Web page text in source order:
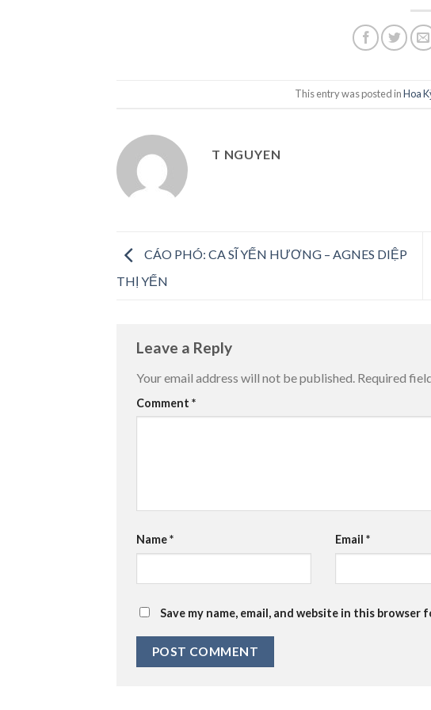
This entry was posted inHoa
T NGUYEN
CÁO PHÓ: CA SĨ YẾN HƯƠNG – AGNES DIỆP
THỊ YẾN
Leave a Reply
Your email address will not be published. Required
Comment *
Name* Email *
Save my name, email, and website in this